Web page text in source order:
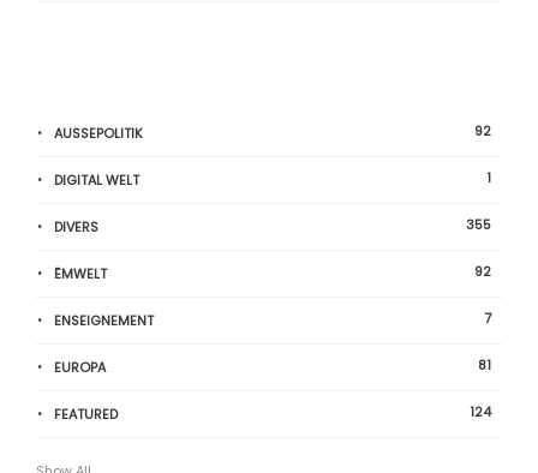
AUSSEPOLITIK 92
DIGITAL WELT 1
DIVERS 355
ËMWELT 92
ENSEIGNEMENT 7
EUROPA 81
FEATURED 124